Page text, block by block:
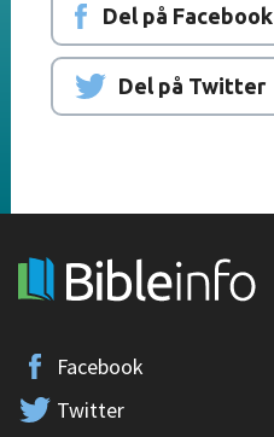
Del på Facebook
Del på Twitter
Facebook
Twitter